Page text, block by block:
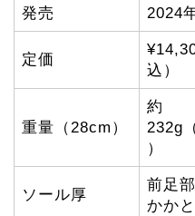
発売 2024
定価
込）
重量（28cm）
約
232g
）
ソール厚
前足
かか